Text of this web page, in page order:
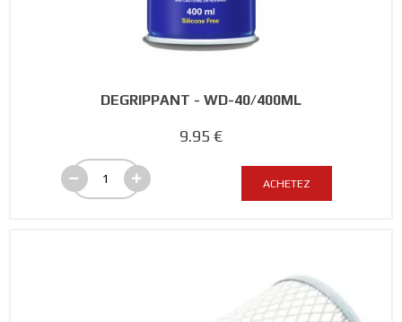
DEGRIPPANT - WD-40/400ML
9.95 €
ACHETEZ